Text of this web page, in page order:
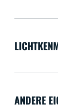
ANDERE